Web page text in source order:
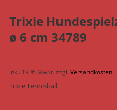
Trixie
ø 6 cm 34789
inkl. 19 % MwSt.zzgl.Versandkosten
Trixie Tennisball